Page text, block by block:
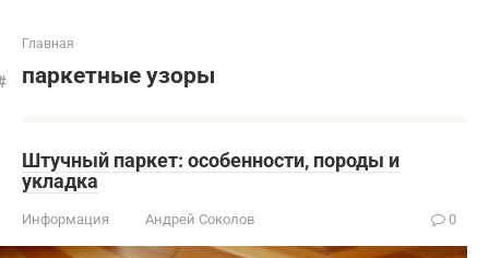
Главная
паркетные узоры
Штучный паркет: особенности, породы и
укладка
Информация Андрей Соколов 0